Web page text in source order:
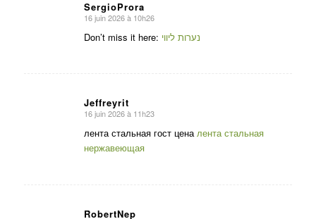
SergioProra
dit
16 juin 2026 à 10h26
Don’t miss it here: נערות ליווי
Jeffreyrit
dit
16 juin 2026 à 11h23
лента стальная гост ценалента стальная
нержавеющая
RobertNep